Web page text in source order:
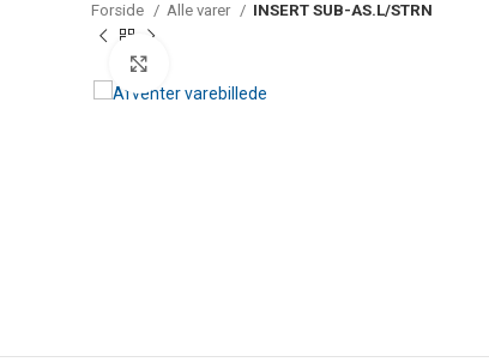
Forside Alle varer INSERT SUB-AS.L/STRN